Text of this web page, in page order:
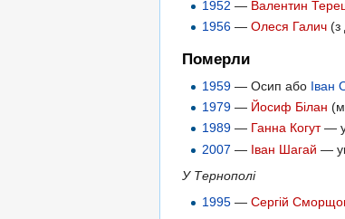
1952 — Валентин
1956 —Олеся Галич (з
Померли
1959 — Осип або Іван
1979 — Йосиф Білан
1989 — Ганна Когут—
2007 — Іван Шагай —
У Тернополі
1995 —Сергій